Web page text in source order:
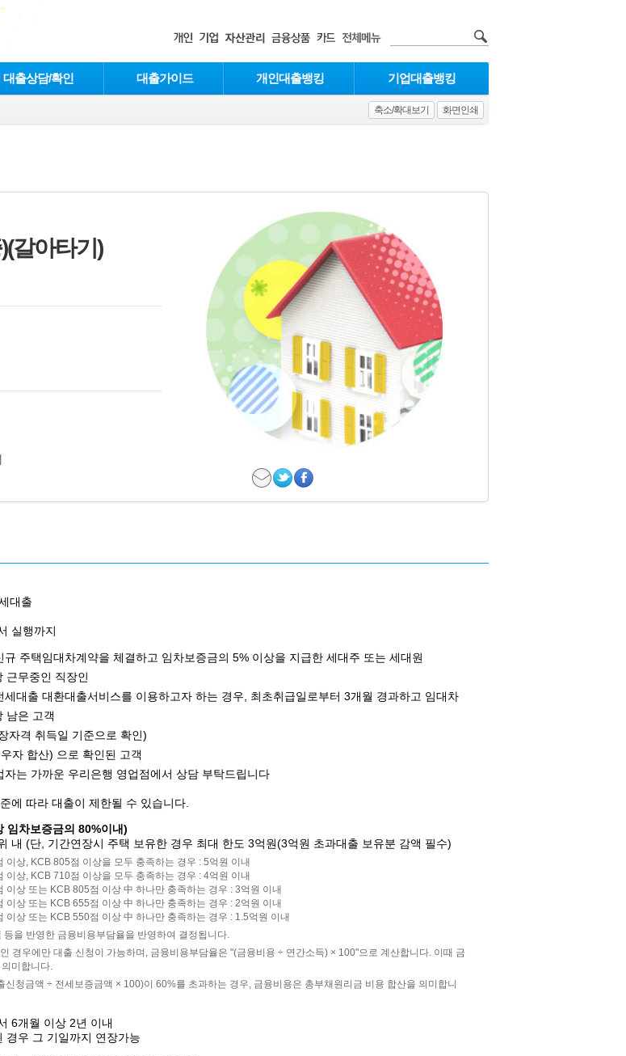
대출상담/확인 대출가이드 개인대출뱅킹 기업대출뱅킹
축소/확대보기 화면인쇄
갈아타기)
대출
실행까지
규 주택임대차계약을 체결하고 임차보증금의 5% 이상을 지급한 세대주 또는 세대원
근무중인 직장인
대출 대환대출서비스를 이용하고자 하는 경우, 최초취급일로부터 3개월 경과하고 임대차
남은 고객
자격 취득일 기준으로 확인)
자 합산) 으로 확인된 고객
는 가까운 우리은행 영업점에서 상담 부탁드립니다
에 따라 대출이 제한될 수 있습니다.
임차보증금의 80%이내)
내 (단, 기간연장시 주택 보유한 경우 최대 한도 3억원(3억원 초과대출 보유분 감액 필수)
이상, KCB 805점 이상을 모두 충족하는 경우 : 5억원 이내
이상, KCB 710점 이상을 모두 충족하는 경우 : 4억원 이내
이상 또는 KCB 805점 이상 中 하나만 충족하는 경우 : 3억원 이내
이상 또는 KCB 655점 이상 中 하나만 충족하는 경우 : 2억원 이내
이상 또는 KCB 550점 이상 中 하나만 충족하는 경우 : 1.5억원 이내
을 반영한 금융비용부담율을 반영하여 결정됩니다.
경우에만 대출 신청이 가능하며, 금융비용부담율은 "(금융비용 ÷ 연간소득) × 100"으로 계산합니다. 이때 금
미합니다.
청금액 ÷ 전세보증금액 × 100)이 60%를 초과하는 경우, 금융비용은 총부채원리금 비용 합산을 의미합니
6개월 이상 2년 이내
경우 그 기일까지 연장가능